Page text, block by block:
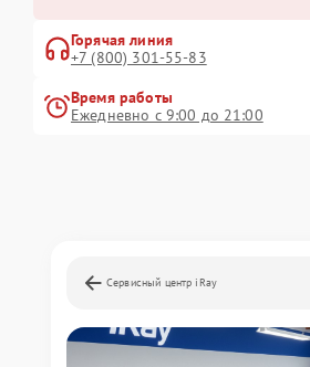
Горячая линия
+7 (800) 301-55-83
Время работы
Ежедневно с 9:00 до 21:00
Сервисный центр iRay